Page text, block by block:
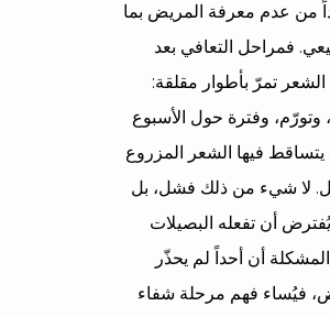
من عدم معرفة المريض بما
فمراحل التعافي بعد
تمرّ بأطوار مقلقة:
وتورّم، وفترة حول الأسبوع
يتساقط فيها الشعر المزروع
لا شيء من ذلك فشل، بل
أن تفعله البصيلات
المشكلة أن أحداً لم يحذّر
فيُساء فهم مرحلة شفاء